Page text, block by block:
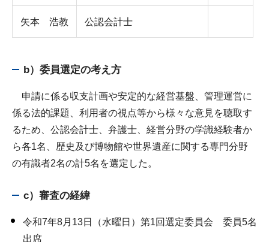
矢本 浩教 公認会計士
b）委員選定の考え方
申請に係る収支計画や安定的な経営基盤、管理運営に
係る法的課題、利用者の視点等から様々な意見を聴取す
るため、公認会計士、弁護士、経営分野の学識経験者か
ら各1名、歴史及び博物館や世界遺産に関する専門分野
の有識者2名の計5名を選定した。
c）審査の経緯
令和7年8月13日（水曜日）第1回選定委員会 委員5名
出席